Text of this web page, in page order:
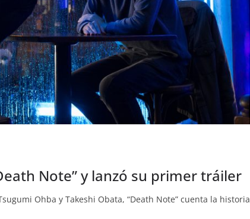
Note” y lanzó su primer tráiler
Ohba y Takeshi Obata, “Death Note” cuenta la historia